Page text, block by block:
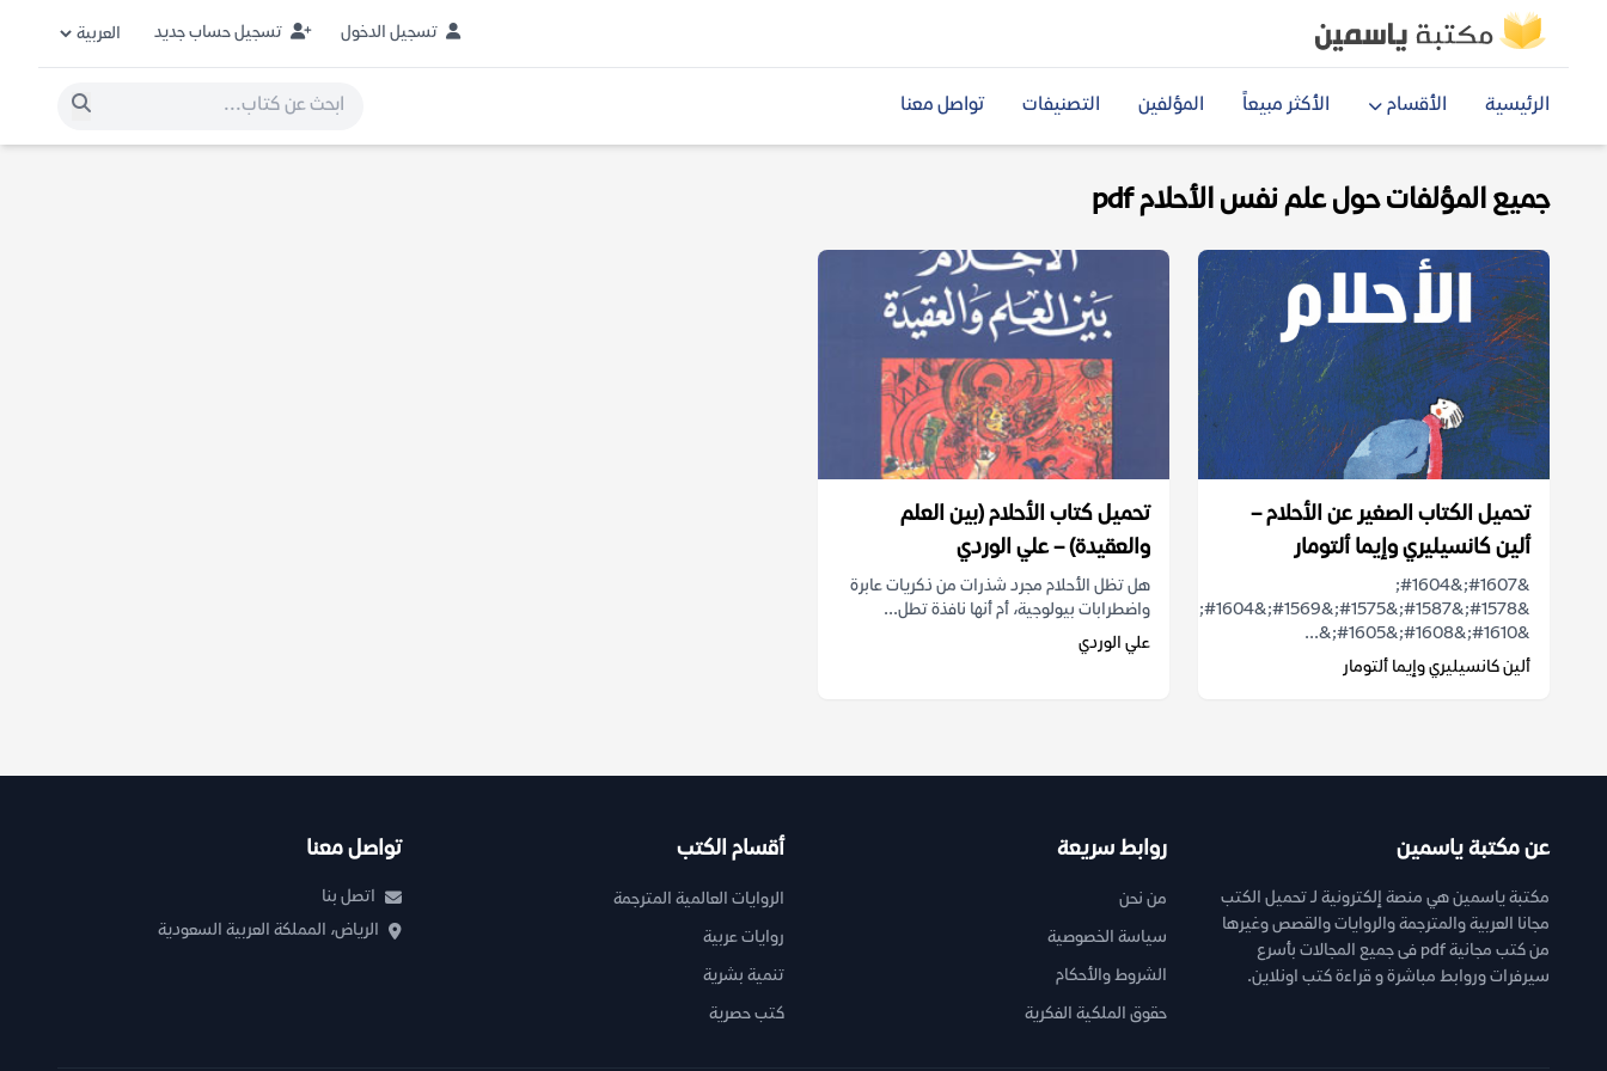
تسجيل الدخول تسجيل حساب جديد
الرئيسية الأقسام الأكثر مبيعاً المؤلفين التصنيفات تواصل معنا
جميع المؤلفات حول علم نفس الأحلام pdf
تحميل الكتاب الصغير عن الأحلام –
ألين كانسيليري وإيما ألتومار
&#1607;&#1604;
&#1578;&#1587;&#1575;&#1569;&#1604;&#1578;
&#1610;&#1608;&#1605;&...
ألين كانسيليري وإيما ألتومار
تحميل كتاب الأحلام (بين العلم
والعقيدة) – علي الوردي
هل تظل الأحلام مجرد شذرات من ذكريات عابرة
واضطرابات بيولوجية، أم أنها نافذة تطل...
علي الوردي
عن مكتبة ياسمين
مكتبة ياسمين هي منصة إلكترونية لـ تحميل الكتب
مجانا العربية والمترجمة والروايات والقصص وغيرها
من كتب مجانية pdf فى جميع المجالات بأسرع
سيرفرات وروابط مباشرة و قراءة كتب اونلاين.
روابط سريعة
من نحن
سياسة الخصوصية
الشروط والأحكام
حقوق الملكية الفكرية
أقسام الكتب
الروايات العالمية المترجمة
روايات عربية
تنمية بشرية
كتب حصرية
تواصل معنا
اتصل بنا
الرياض، المملكة العربية السعودية